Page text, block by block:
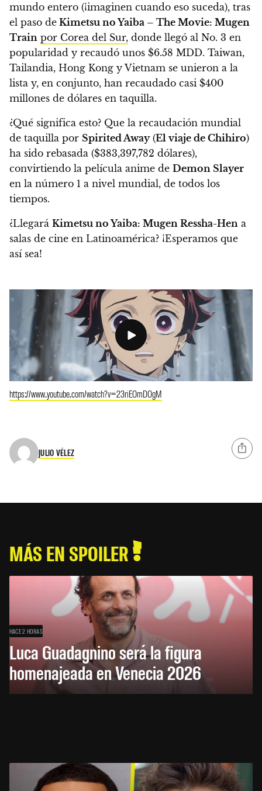
mundo entero (¡imaginen cuando eso suceda), tras
el paso de Kimetsu no Yaiba – The Movie: Mugen
Train por Corea del Sur, donde llegó al No. 3 en
popularidad y recaudó unos $6.58 MDD. Taiwan,
Tailandia, Hong Kong y Vietnam se unieron a la
lista y, en conjunto, han recaudado casi $400
millones de dólares en taquilla.
¿Qué significa esto? Que la recaudación mundial
de taquilla por Spirited Away(El viaje de Chihiro)
ha sido rebasada ($383,397,782 dólares),
convirtiendo la película anime de Demon Slayer
en la número 1 a nivel mundial, de todos los
tiempos.
¿Llegará Kimetsu no Yaiba: Mugen Ressha-Hen a
salas de cine en Latinoamérica? ¡Esperamos que
así sea!
https://www.youtube.com/watch?v=23riEOmDOgM
JULIO VÉLEZ
MÁS EN SPOILER
HACE 2 HORAS
Luca Guadagnino será la figura
homenajeada en Venecia 2026